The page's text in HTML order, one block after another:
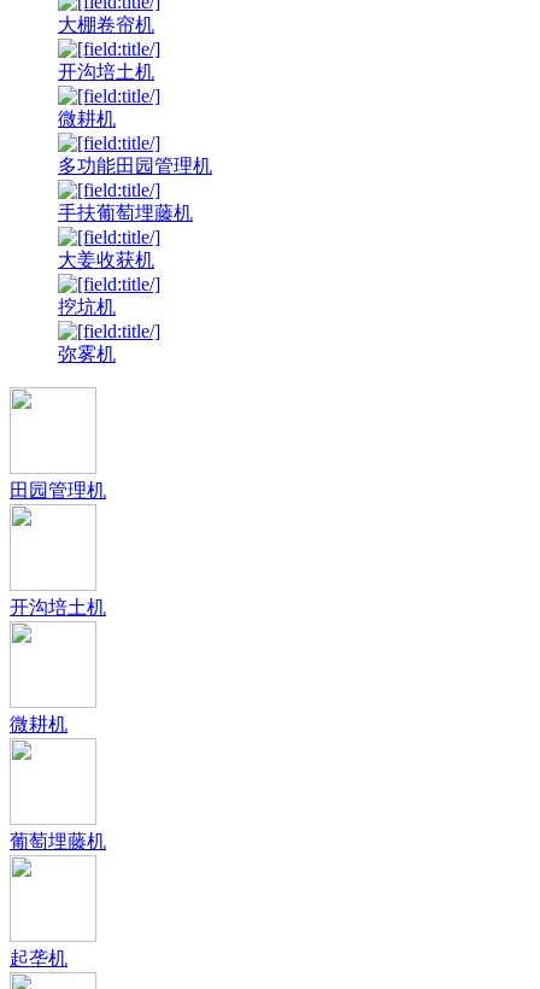
大棚卷帘机
开沟培土机
微耕机
多功能田园管理机
手扶葡萄埋藤机
大姜收获机
挖坑机
弥雾机
田园管理机
开沟培土机
微耕机
葡萄埋藤机
起垄机